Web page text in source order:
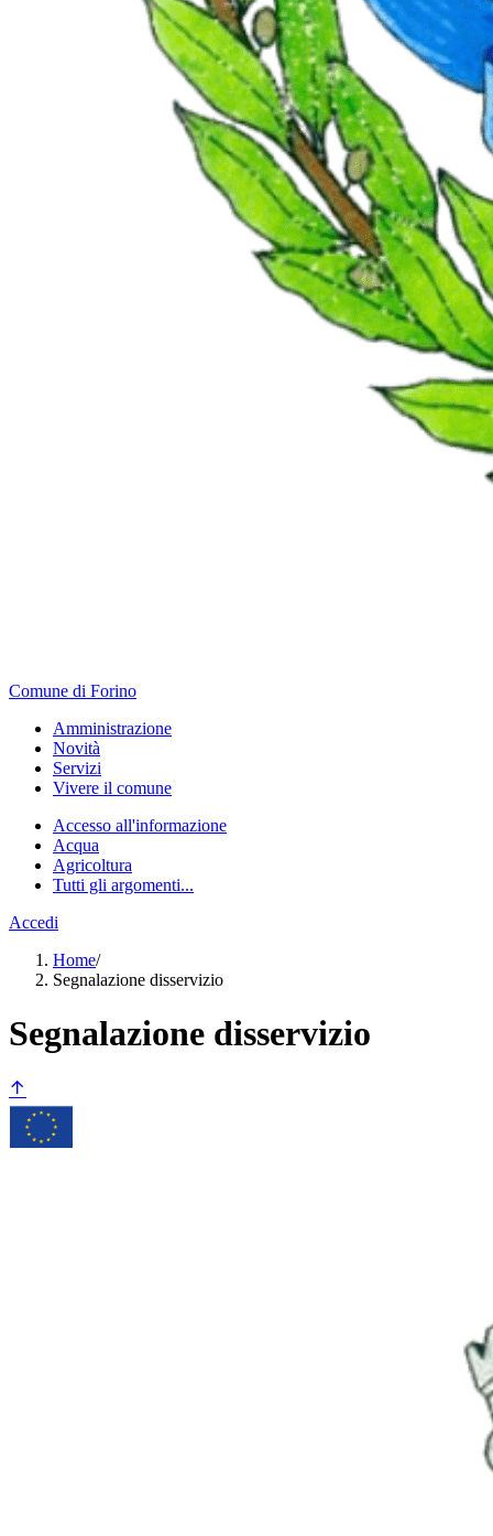
Comune di Forino
Amministrazione
Novità
Servizi
Vivere il comune
Accesso all'informazione
Acqua
Agricoltura
Tutti gli argomenti...
Accedi
Home/
Segnalazione disservizio
Segnalazione disservizio